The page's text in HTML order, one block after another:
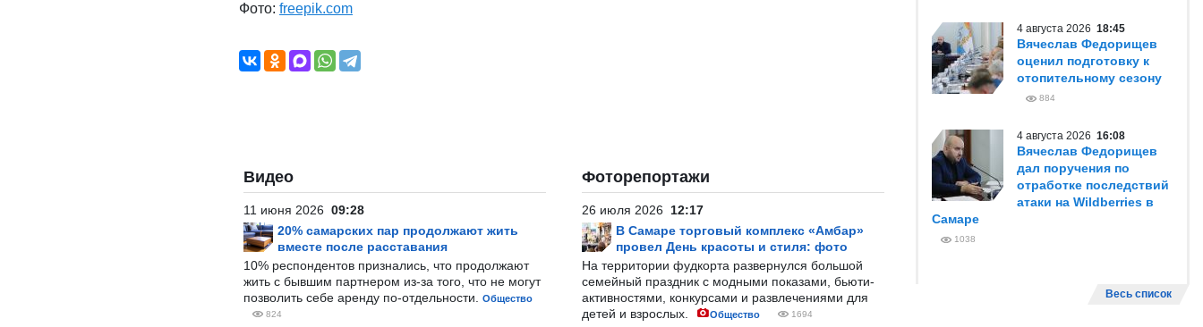
Фото: freepik.com
Видео
11 июня 2026 09:28
20% самарских пар продолжают жить
вместе после расставания
10% респондентов признались, что продолжают
жить с бывшим партнером из-за того, что не могут
позволить себе аренду по-отдельности.
Общество
824
Фоторепортажи
26 июля 2026 12:17
В Самаре торговый комплекс «Амбар»
провел День красоты и стиля: фото
На территории фудкорта развернулся большой
семейный праздник с модными показами, бьюти-
активностями, конкурсами и развлечениями для
детей и взрослых.
Общество 1694
4 августа 2026 18:45
Вячеслав Федорищев
оценил подготовку к
отопительному сезону
884
4 августа 2026 16:08
Вячеслав Федорищев
дал поручения по
отработке последствий
атаки на Wildberries в
Самаре
1038
Весь список